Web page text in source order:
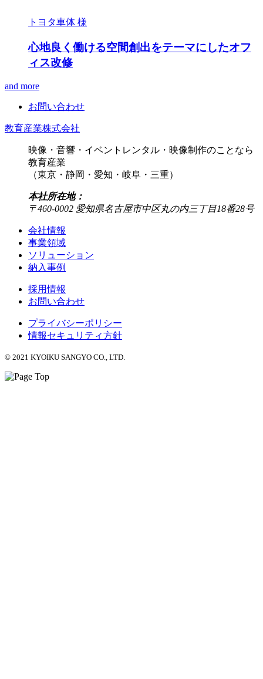
トヨタ車体 様
心地良く働ける空間創出をテーマにしたオフ
ィス改修
and more
お問い合わせ
教育産業株式会社
映像・音響・イベントレンタル・映像制作のことなら
教育産業
（東京・静岡・愛知・岐阜・三重）
本社所在地：
〒460-0002 愛知県名古屋市中区丸の内三丁目18番28号
会社情報
事業領域
ソリューション
納入事例
採用情報
お問い合わせ
プライバシーポリシー
情報セキュリティ方針
© 2021 KYOIKU SANGYO CO., LTD.